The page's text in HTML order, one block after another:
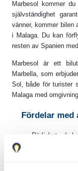
Marbesol kommer
självständighet
vänner, kommer bilen
i Malaga. Du kan
resten av Spanien
Marbesol är ett
Marbella, som
Sol, både för turister
Malaga med
Fördelar med
Rörlighet - du
Frihet - du